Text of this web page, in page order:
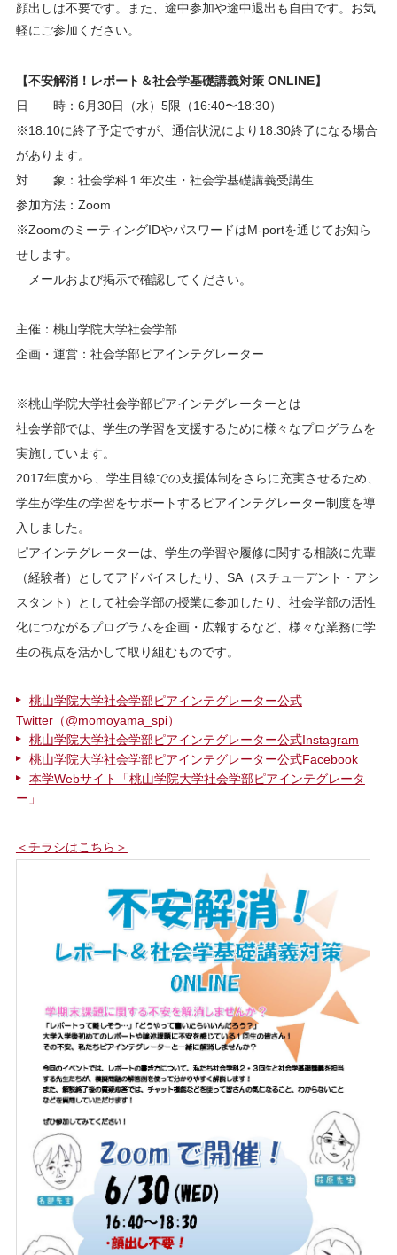
顔出しは不要です。また、途中参加や途中退出も自由です。お気
軽にご参加ください。
【不安解消！レポート＆社会学基礎講義対策 ONLINE】
日 時：6月30日（水）5限（16:40〜18:30）
※18:10に終了予定ですが、通信状況により18:30終了になる場合
があります。
対 象：社会学科１年次生・社会学基礎講義受講生
参加方法：Zoom
※ZoomのミーティングIDやパスワードはM-portを通じてお知ら
せします。
メールおよび掲示で確認してください。
主催：桃山学院大学社会学部
企画・運営：社会学部ピアインテグレーター
※桃山学院大学社会学部ピアインテグレーターとは
社会学部では、学生の学習を支援するために様々なプログラムを
実施しています。
2017年度から、学生目線での支援体制をさらに充実させるため、
学生が学生の学習をサポートするピアインテグレーター制度を導
入しました。
ピアインテグレーターは、学生の学習や履修に関する相談に先輩
（経験者）としてアドバイスしたり、SA（スチューデント・アシ
スタント）として社会学部の授業に参加したり、社会学部の活性
化につながるプログラムを企画・広報するなど、様々な業務に学
生の視点を活かして取り組むものです。
桃山学院大学社会学部ピアインテグレーター公式
Twitter（@momoyama_spi）
桃山学院大学社会学部ピアインテグレーター公式Instagram
桃山学院大学社会学部ピアインテグレーター公式Facebook
本学Webサイト「桃山学院大学社会学部ピアインテグレータ
ー」
＜チラシはこちら＞